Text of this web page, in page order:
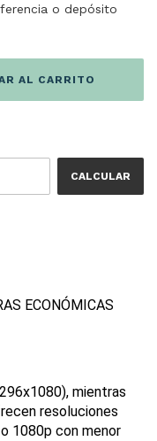
o depósito
CALCULAR
ECONÓMICAS
mientras
resoluciones
1080p con menor